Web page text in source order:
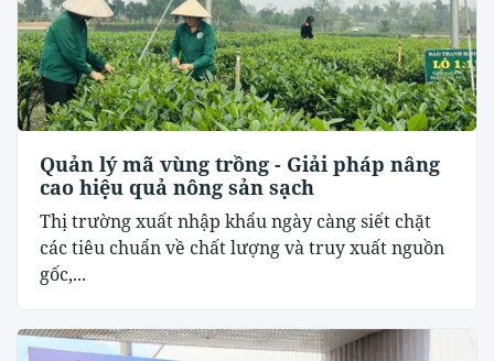
Quản lý mã vùng trồng - Giải pháp nâng
cao hiệu quả nông sản sạch
Thị trường xuất nhập khẩu ngày càng siết chặt
các tiêu chuẩn về chất lượng và truy xuất nguồn
gốc,...